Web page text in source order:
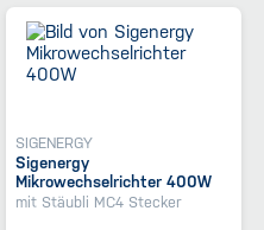
SIGENERGY
Sigenergy
Mikrowechselrichter 400W
mit Stäubli MC4 Stecker